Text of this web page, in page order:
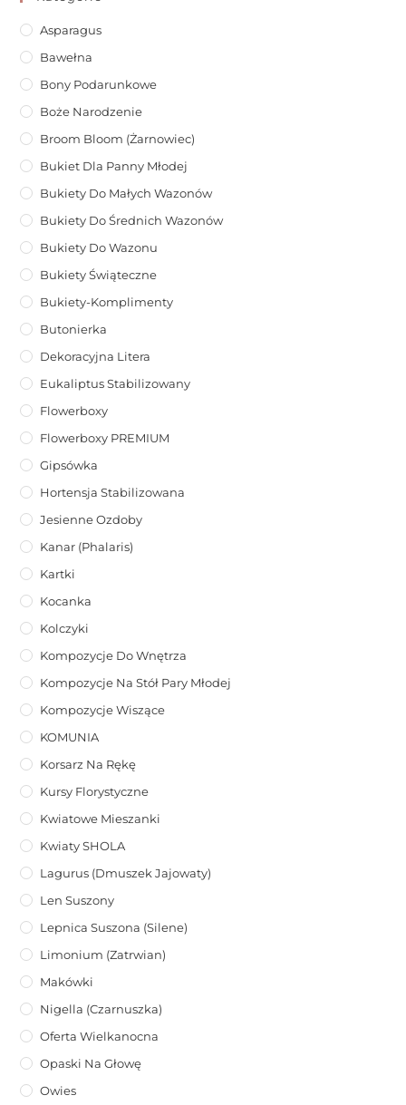
Asparagus
Bawełna
Bony Podarunkowe
Boże Narodzenie
Broom Bloom (żarnowiec)
Bukiet Dla Panny Młodej
Bukiety Do Małych Wazonów
Bukiety Do Średnich Wazonów
Bukiety Do Wazonu
Bukiety Świąteczne
Bukiety-Komplimenty
Butonierka
Dekoracyjna Litera
Eukaliptus Stabilizowany
Flowerboxy
Flowerboxy PREMIUM
Gipsówka
Hortensja Stabilizowana
Jesienne Ozdoby
Kanar (phalaris)
Kartki
Kocanka
Kolczyki
Kompozycje Do Wnętrza
Kompozycje Na Stół Pary Młodej
Kompozycje Wiszące
KOMUNIA
Korsarz Na Rękę
Kursy Florystyczne
Kwiatowe Mieszanki
Kwiaty SHOLA
Lagurus (dmuszek Jajowaty)
Len Suszony
Lepnica Suszona (Silene)
Limonium (zatrwian)
Makówki
Nigella (Czarnuszka)
Oferta Wielkanocna
Opaski Na Głowę
Owies